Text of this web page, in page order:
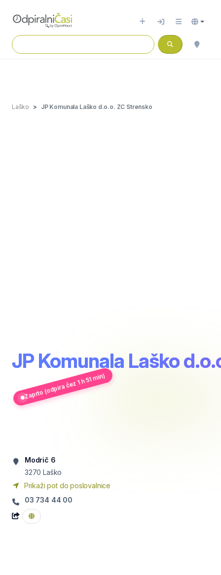
Laško JP Komunala Laško d.o.o. ZC Strensko
JP Komunala Laško
Zaprto (odpira čez 1 h 51 min)
Modrič 6
3270 Laško
Prikaži pot do poslovalnice
03 734 44 00